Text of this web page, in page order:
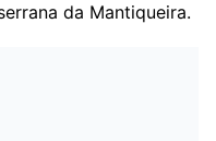
da Mantiqueira.